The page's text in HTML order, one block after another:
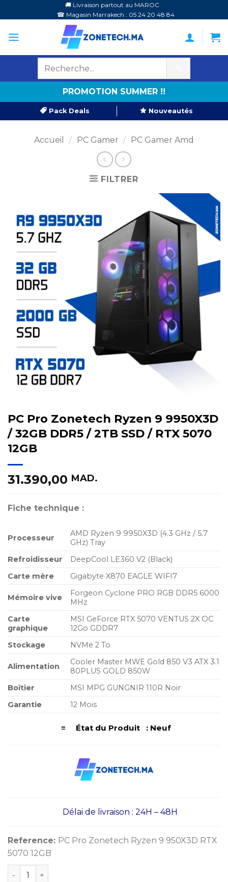
au
contenu
🚚 Livraison partout au MAROC
☎ Magasin Marrakech : 05 24 20 48 84
PROMOTION SUMMER !!
Pack Deals Nouveautés
Accueil / PC Gamer / PC Gamer Amd
FILTRER
PC Pro Zonetech Ryzen 9 9950X3D
/ 32GB DDR5 / 2TB SSD / RTX 5070
12GB
31.390,00 MAD.
Fiche technique :
Processeur
AMD Ryzen 9 9950X3D (4.3 GHz / 5.7
GHz) Tray
Refroidisseur
DeepCool LE360 V2 (Black)
Carte mère
Gigabyte X870 EAGLE WIFI7
Mémoire vive
Forgeon Cyclone PRO RGB DDR5 6000
MHz
Carte
graphique
MSI GeForce RTX 5070 VENTUS 2X OC
12Go GDDR7
Stockage
NVMe 2 To
Alimentation
Cooler Master MWE Gold 850 V3 ATX 3.1
80PLUS GOLD 850W
Boîtier
MSI MPG GUNGNIR 110R Noir
Garantie
12 Mois
≡ État du Produit : Neuf
Délai de livraison : 24H – 48H
Reference: PC Pro Zonetech Ryzen 9 950X3D RTX
5070 12GB
quantité de PC Pro Zonetech Ryzen 9 9950X3D / 32GB